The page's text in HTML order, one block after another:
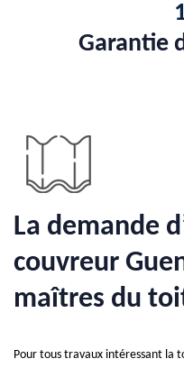
Garantie
La demande
couvreur
maîtres du
Pour tous travaux intéressant la